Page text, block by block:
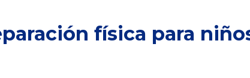
física para